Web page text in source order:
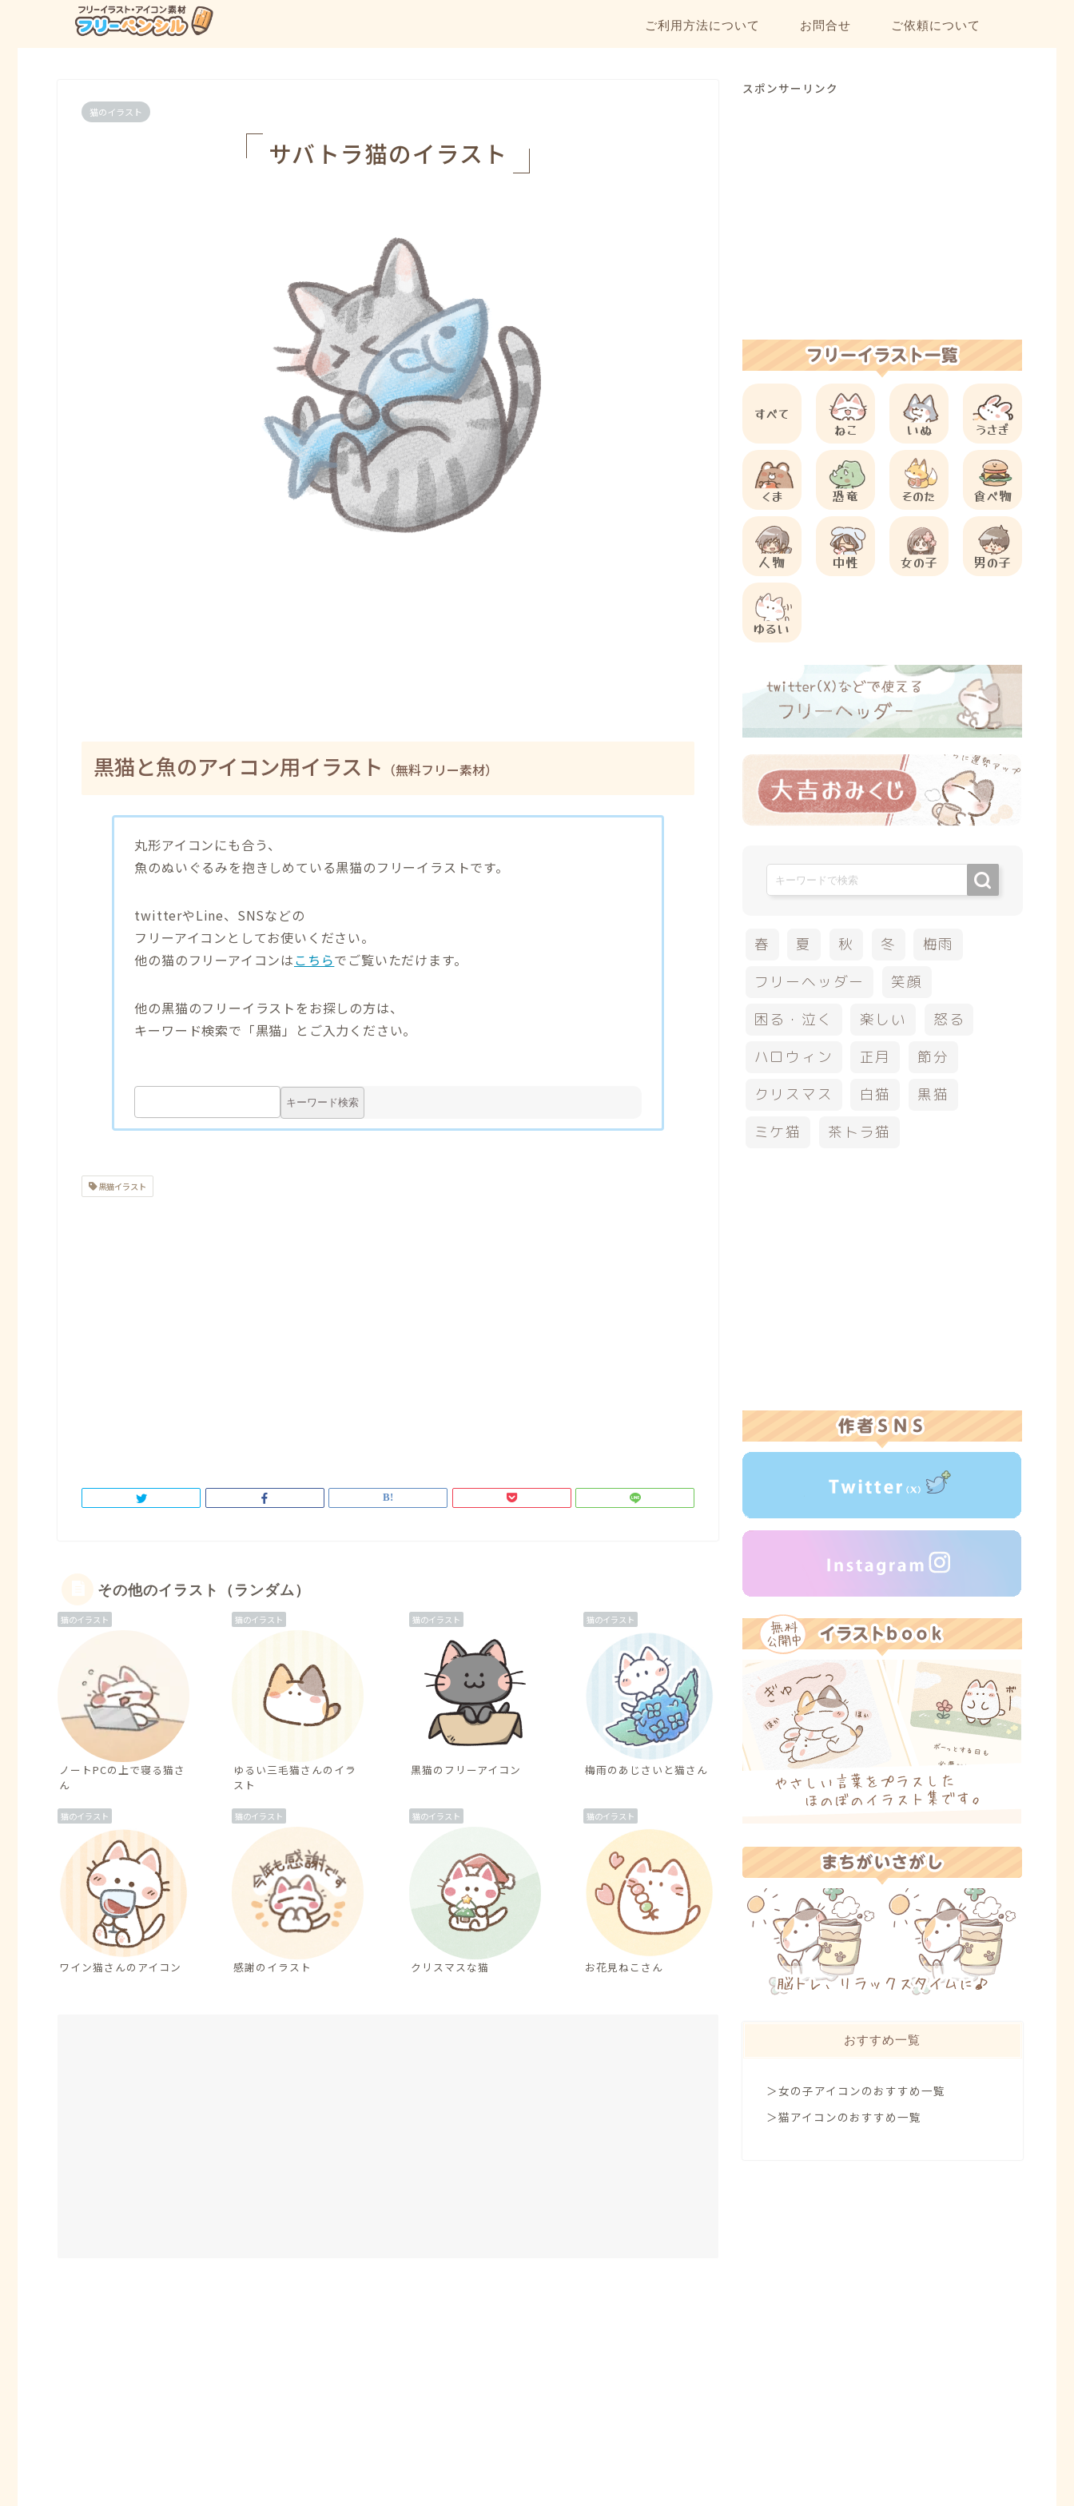
ご利用方法について お問合せ ご依頼について
猫のイラスト
サバトラ猫のイラスト
黒猫と魚のアイコン用イラスト （無料フリー素材）
丸形アイコンにも合う、
魚のぬいぐるみを抱きしめている黒猫のフリーイラストです。
twitterやLine、SNSなどの
フリーアイコンとしてお使いください。
他の猫のフリーアイコンはこちらでご覧いただけます。
他の黒猫のフリーイラストをお探しの方は、
キーワード検索で「黒猫」とご入力ください。
黒猫イラスト
その他のイラスト（ランダム）
猫のイラスト
ノートPCの上で寝る猫さ
ん
猫のイラスト
ゆるい三毛猫さんのイラ
スト
猫のイラスト
黒猫のフリーアイコン
猫のイラスト
梅雨のあじさいと猫さん
猫のイラスト
ワイン猫さんのアイコン
猫のイラスト
感謝のイラスト
猫のイラスト
クリスマスな猫
猫のイラスト
お花見ねこさん
スポンサーリンク
すべて
ねこ
いぬ うさぎ
くま 恐竜 そのた 食べ物
人物 中性 女の子 男の子
ゆるい
春 夏 秋 冬
梅雨
フリーヘッダー
笑顔
困る・泣く
楽しい
怒る
ハロウィン
正月
節分
クリスマス
白猫
黒猫
ミケ猫
茶トラ猫
おすすめ一覧
＞女の子アイコンのおすすめ一覧
＞猫アイコンのおすすめ一覧